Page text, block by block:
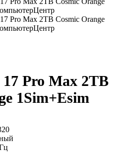
Pro Max 2TB
1Sim+Esim